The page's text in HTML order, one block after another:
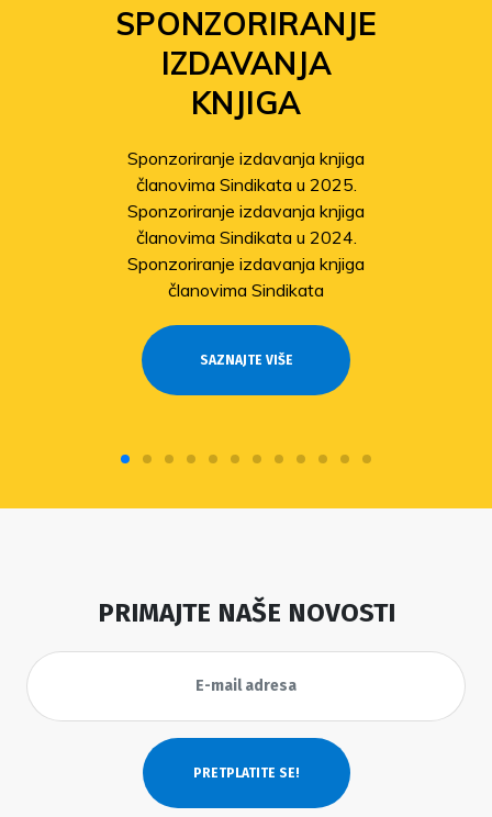
SPONZORIRANJE
IZDAVANJA
KNJIGA
Sponzoriranje izdavanja knjiga
članovima Sindikata u 2025.
Sponzoriranje izdavanja knjiga
članovima Sindikata u 2024.
Sponzoriranje izdavanja knjiga
članovima Sindikata
SAZNAJTE VIŠE
PRIMAJTE NAŠE NOVOSTI